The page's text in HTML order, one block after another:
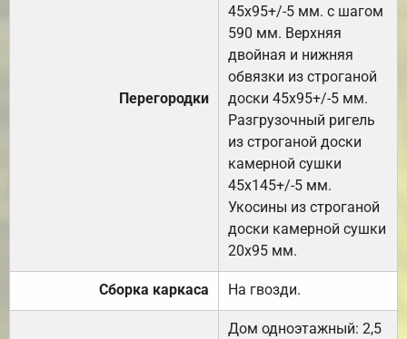
Перегородки
45х95+/-5 мм. с шагом
590 мм. Верхняя
двойная и нижняя
обвязки из строганой
доски 45х95+/-5 мм.
Разгрузочный ригель
из строганой доски
камерной сушки
45х145+/-5 мм.
Укосины из строганой
доски камерной сушки
20х95 мм.
Сборка каркаса На гвозди.
Дом одноэтажный: 2,5